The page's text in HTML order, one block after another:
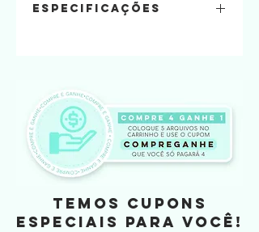
Especificações
Papel offset 240
Tamanho
pote 6
TEMOS CUPONS
ESPECIAIS PARA VOCÊ!